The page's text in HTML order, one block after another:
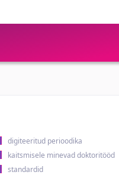
digiteeritud perioodika
kaitsmisele minevad doktoritööd
standardid